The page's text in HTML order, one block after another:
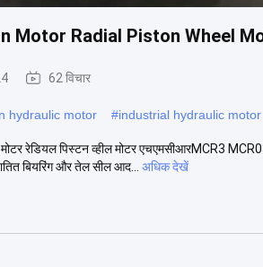
Motor Radial Piston Wheel
62 विचार
hydraulic motor #industrial hydraulic motor
रेडियल पिस्टन व्हील मोटर एचएमसीआरMCR3
बियरिंग और तेल सील आद...
अधिक देखें